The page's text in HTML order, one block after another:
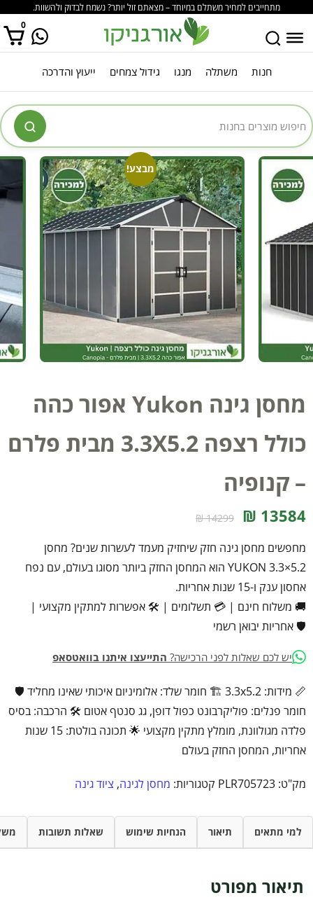
מתחייבים למחיר משתלם במיוחד – מצאתם זול יותר? נשמח לבדוק ולהשוות.
0
אין מוצרים בסל הקניות. חנות משתלה מנגו גידול צמחים ייעוץ והדרכה
מבצע!
מחסן גינה Yukon אפור כהה
כולל רצפה 3.3X5.2 מבית פלרם
– קנופיה
13584 ₪
14299 ₪
מחפשים מחסן גינה חזק שיחזיק מעמד לעשרות שנים? מחסן
YUKON 3.3×5.2 הוא המחסן החזק ביותר מסוגו בעולם, עם נפח
אחסון ענק ו-15 שנות אחריות.
🚚 משלוח חינם | 💳 תשלומים | 🛠️ אפשרות למתקין מקצועי |
🛡️ אחריות יבואן רשמי
יש לכם שאלות לפני הרכישה? התייעצו איתנו בוואטסאפ
📏 מידות: 3.3x5.2 🏗️ חומר שלד: אלומיניום איכותי שאינו מחליד 🛡️
חומר פנלים: פוליקרבונט כפול דופן, גג סנטף אטום 🛠️ הרכבה: בסיס
פלדה מגולוונת, מומלץ מתקין מקצועי 🌟 תכונה בולטת: 15 שנות
אחריות, המחסן החזק בעולם
מק"ט: PLR705723 קטגוריות: מחסן לגינה, ציוד גינה
למי מתאים תיאור הנחיות שימוש שאלות תשובות
תיאור מפורט